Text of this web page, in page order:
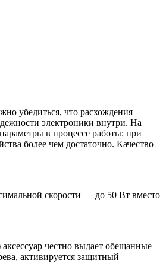
убедиться, что расхождения
электроники внутри. На
в процессе работы: при
более чем достаточно. Качество
скорости — до 50 Вт вместо
честно выдает обещанные
активируется защитный